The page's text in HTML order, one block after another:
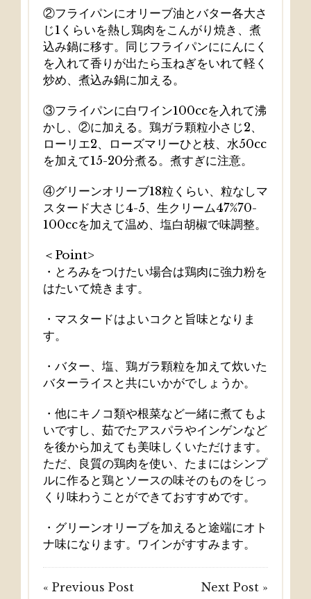
②フライパンにオリーブ油とバター各大さ
じ1くらいを熱し鶏肉をこんがり焼き、煮
込み鍋に移す。同じフライパンににんにく
を入れて香りが出たら玉ねぎをいれて軽く
炒め、煮込み鍋に加える。
③フライパンに白ワイン100ccを入れて沸
かし、②に加える。鶏ガラ顆粒小さじ2、
ローリエ2、ローズマリーひと枝、水50cc
を加えて15-20分煮る。煮すぎに注意。
④グリーンオリーブ18粒くらい、粒なしマ
スタード大さじ4-5、生クリーム47%70-
100ccを加えて温め、塩白胡椒で味調整。
＜Point>
・とろみをつけたい場合は鶏肉に強力粉を
はたいて焼きます。
・マスタードはよいコクと旨味となりま
す。
・バター、塩、鶏ガラ顆粒を加えて炊いた
バターライスと共にいかがでしょうか。
・他にキノコ類や根菜など一緒に煮てもよ
いですし、茹でたアスパラやインゲンなど
を後から加えても美味しくいただけます。
ただ、良質の鶏肉を使い、たまにはシンプ
ルに作ると鶏とソースの味そのものをじっ
くり味わうことができておすすめです。
・グリーンオリーブを加えると途端にオト
ナ味になります。ワインがすすみます。
« Previous Post
Next Post »